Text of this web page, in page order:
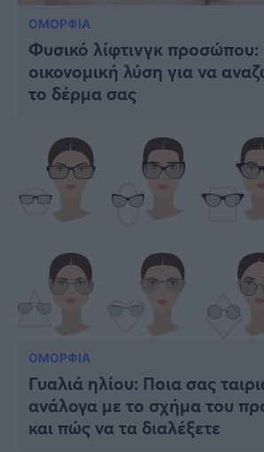
ΟΜΟΡΦΙΑ
Φυσικό λίφτινγκ
οικονομική λύση για να
το δέρμα σας
ΟΜΟΡΦΙΑ
Γυαλιά ηλίου: Ποια σας
ανάλογα με το σχήμα του
και πώς να τα διαλέξετε